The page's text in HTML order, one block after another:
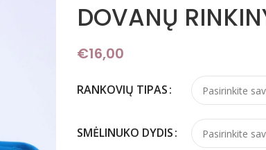
DOVANŲ
€16,00
RANKOVIŲ TIPAS
SMĖLINUKO DYDIS